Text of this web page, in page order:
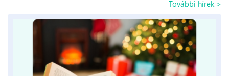
További hírek >